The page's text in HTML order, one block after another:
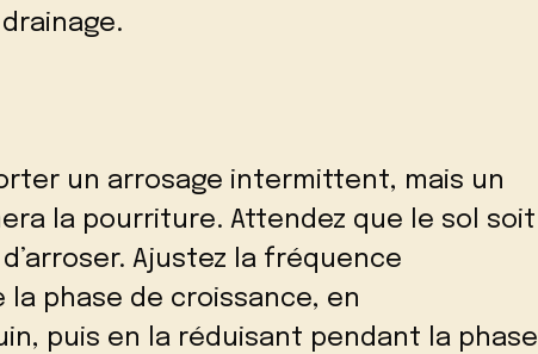
un arrosage intermittent, mais un
la pourriture. Attendez que le sol soit
Ajustez la fréquence
la phase de croissance, en
puis en la réduisant pendant la phase